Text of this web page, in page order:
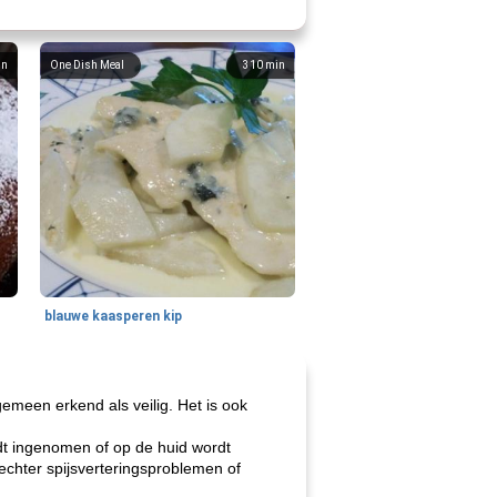
310 min
One Dish Meal
blauwe kaasperen kip
erkend als veilig. Het is ook
ingenomen of op de huid wordt
spijsverteringsproblemen of